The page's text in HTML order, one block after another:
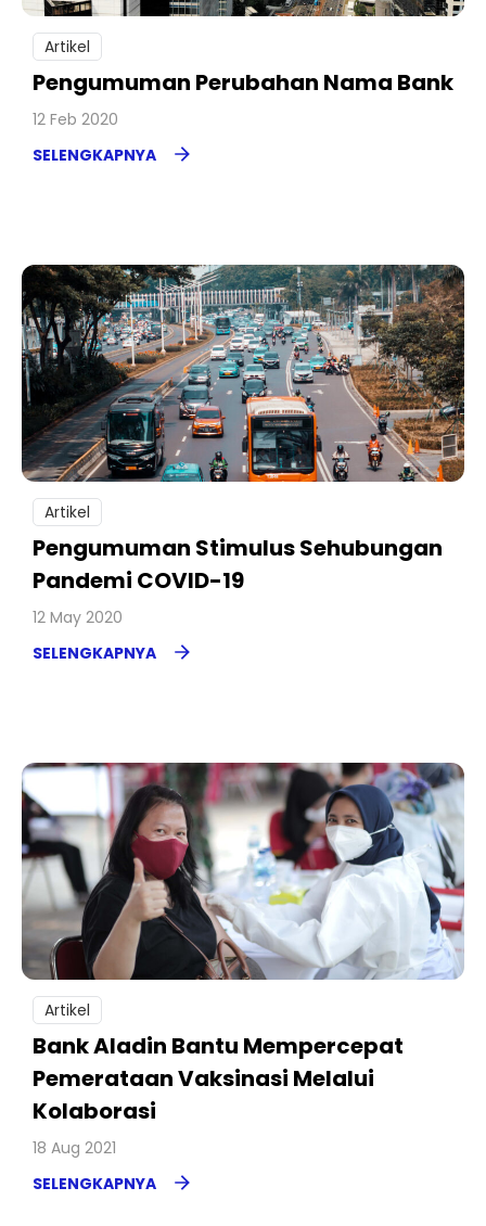
Artikel
Pengumuman Perubahan Nama Bank
12 Feb 2020
SELENGKAPNYA
Artikel
Pengumuman Stimulus Sehubungan
Pandemi COVID-19
12 May 2020
SELENGKAPNYA
Artikel
Bank Aladin Bantu Mempercepat
Pemerataan Vaksinasi Melalui
Kolaborasi
18 Aug 2021
SELENGKAPNYA